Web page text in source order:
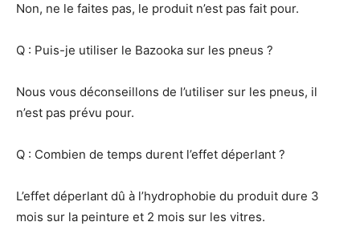
Non, ne le faites pas, le produit n’est pas fait pour.
Q : Puis-je utiliser le Bazooka sur les pneus ?
Nous vous déconseillons de l’utiliser sur les pneus, il
n’est pas prévu pour.
Q : Combien de temps durent l’effet déperlant ?
L’effet déperlant dû à l’hydrophobie du produit dure 3
mois sur la peinture et 2 mois sur les vitres.